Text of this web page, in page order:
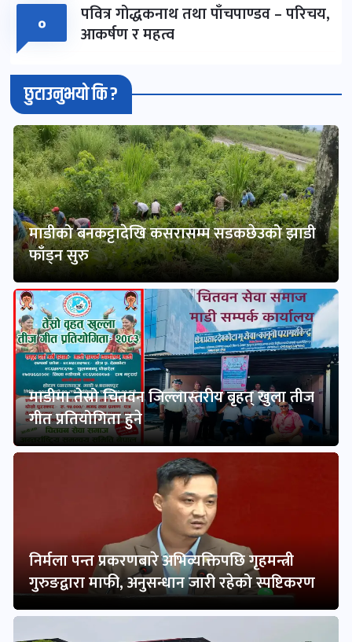
०
पवित्र गोद्धकनाथ तथा पाँचपाण्डव – परिचय,
आकर्षण र महत्व
छुटाउनुभयो कि ?
माडीको बनकट्टादेखि कसरासम्म सडकछेउको झाडी
फाँड्न सुरु
माडीमा तेस्रो चितवन जिल्लास्तरीय बृहत् खुला तीज
गीत प्रतियोगिता हुने
निर्मला पन्त प्रकरणबारे अभिव्यक्तिपछि गृहमन्त्री
गुरुङद्वारा माफी, अनुसन्धान जारी रहेको स्पष्टिकरण